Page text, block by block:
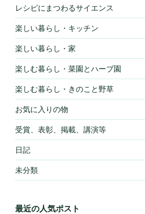
レシピにまつわるサイエンス
楽しい暮らし・キッチン
楽しい暮らし・家
楽しむ暮らし・菜園とハーブ園
楽しむ暮らし・きのこと野草
お気に入りの物
受賞、表彰、掲載、講演等
日記
未分類
最近の人気ポスト